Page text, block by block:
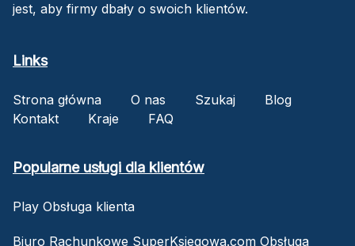
jest, aby firmy dbały o swoich klientów.
Links
Strona główna O nas Szukaj
Blog
Kontakt
Kraje FAQ
Popularne usługi dla klientów
Play Obsługa klienta
Biuro Rachunkowe SuperKsiegowa.com Obsługa